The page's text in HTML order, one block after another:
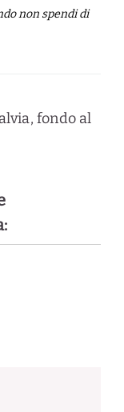
non spendi di
fondo al